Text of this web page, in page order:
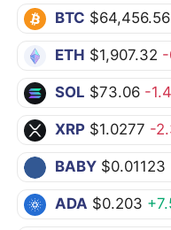
BTC $64,456.56
ETH $1,907.32
SOL $73.06 -
XRP $1.0277 -
BABY $0.01123
ADA $0.203